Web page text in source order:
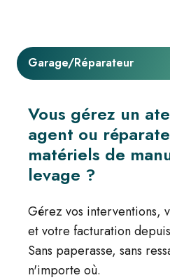
Garage/Réparateur
Vous gérez un
agent ou
matériels de
levage ?
Gérez vos interventions,
et votre facturation
Sans paperasse, sans
n'importe où.